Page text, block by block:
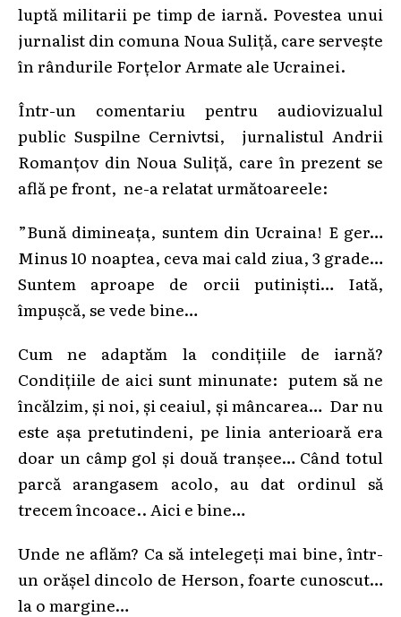
luptă militarii pe timp de iarnă. Povestea unui
jurnalist din comuna Noua Suliță, care servește
în rândurile Forțelor Armate ale Ucrainei.
Într-un comentariu pentru audiovizualul
public Suspilne Cernivtsi, jurnalistul Andrii
Romanțov din Noua Suliță, care în prezent se
află pe front, ne-a relatat următoareele:
”Bună dimineața, suntem din Ucraina! E ger…
Minus 10 noaptea, ceva mai cald ziua, 3 grade…
Suntem aproape de orcii putiniști… Iată,
împușcă, se vede bine…
Cum ne adaptăm la condițiile de iarnă?
Condițiile de aici sunt minunate: putem să ne
încălzim, și noi, și ceaiul, și mâncarea… Dar nu
este așa pretutindeni, pe linia anterioară era
doar un câmp gol și două tranșee… Când totul
parcă arangasem acolo, au dat ordinul să
trecem încoace.. Aici e bine…
Unde ne aflăm? Ca să intelegeți mai bine, într-
un orășel dincolo de Herson, foarte cunoscut…
la o margine…